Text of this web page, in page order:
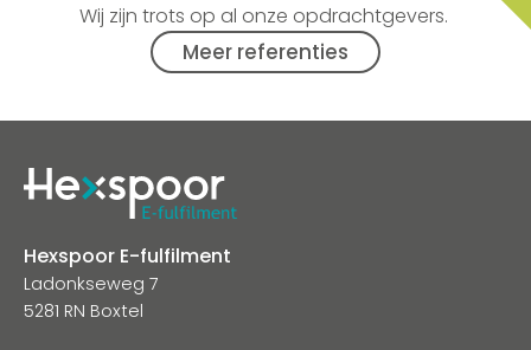
Wij zijn trots op al onze opdrachtgevers.
Meer referenties
Hexspoor E-fulfilment
Ladonkseweg 7
5281 RN Boxtel